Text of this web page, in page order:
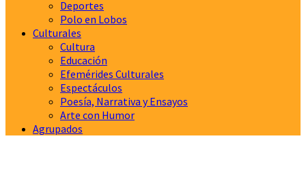
Deportes
Polo en Lobos
Culturales
Cultura
Educación
Efemérides Culturales
Espectáculos
Poesía, Narrativa y Ensayos
Arte con Humor
Agrupados